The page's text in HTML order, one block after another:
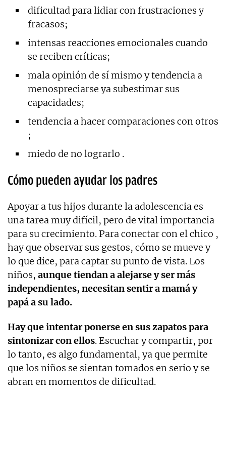
dificultad para lidiar con frustraciones y
fracasos;
intensas reacciones emocionales cuando
se reciben críticas;
mala opinión de sí mismo y tendencia a
menospreciarse ya subestimar sus
capacidades;
tendencia a hacer comparaciones con otros
;
miedo de no lograrlo .
Cómo pueden ayudar los padres
Apoyar a tus hijos durante la adolescencia es
una tarea muy difícil, pero de vital importancia
para su crecimiento. Para conectar con el chico ,
hay que observar sus gestos, cómo se mueve y
lo que dice, para captar su punto de vista. Los
niños, aunque tiendan a alejarse y ser más
independientes, necesitan sentir a mamá y
papá a su lado.
Hay que intentar ponerse en sus zapatos para
sintonizar con ellos. Escuchar y compartir, por
lo tanto, es algo fundamental, ya que permite
que los niños se sientan tomados en serio y se
abran en momentos de dificultad.